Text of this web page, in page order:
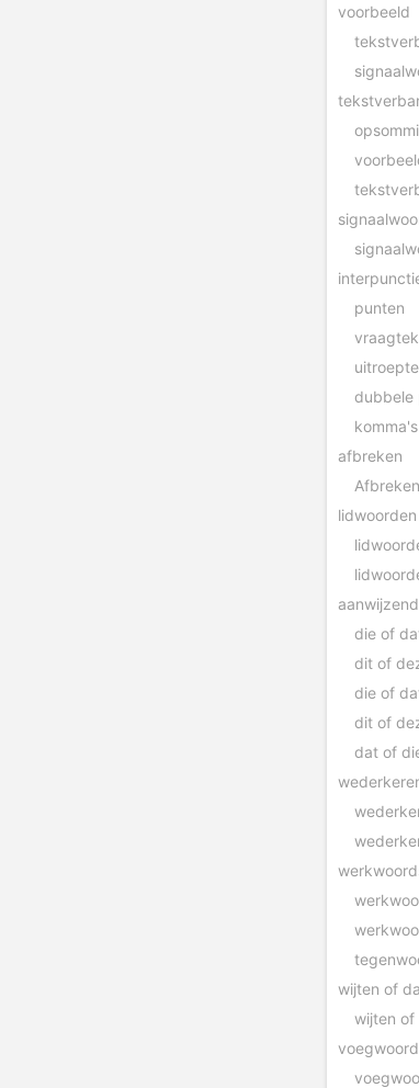
voorbeeld
punten
dubbele
komma's
afbreken
Afbreken
die of
dit of
die of
dit of
dat of
wijten of
wijten of